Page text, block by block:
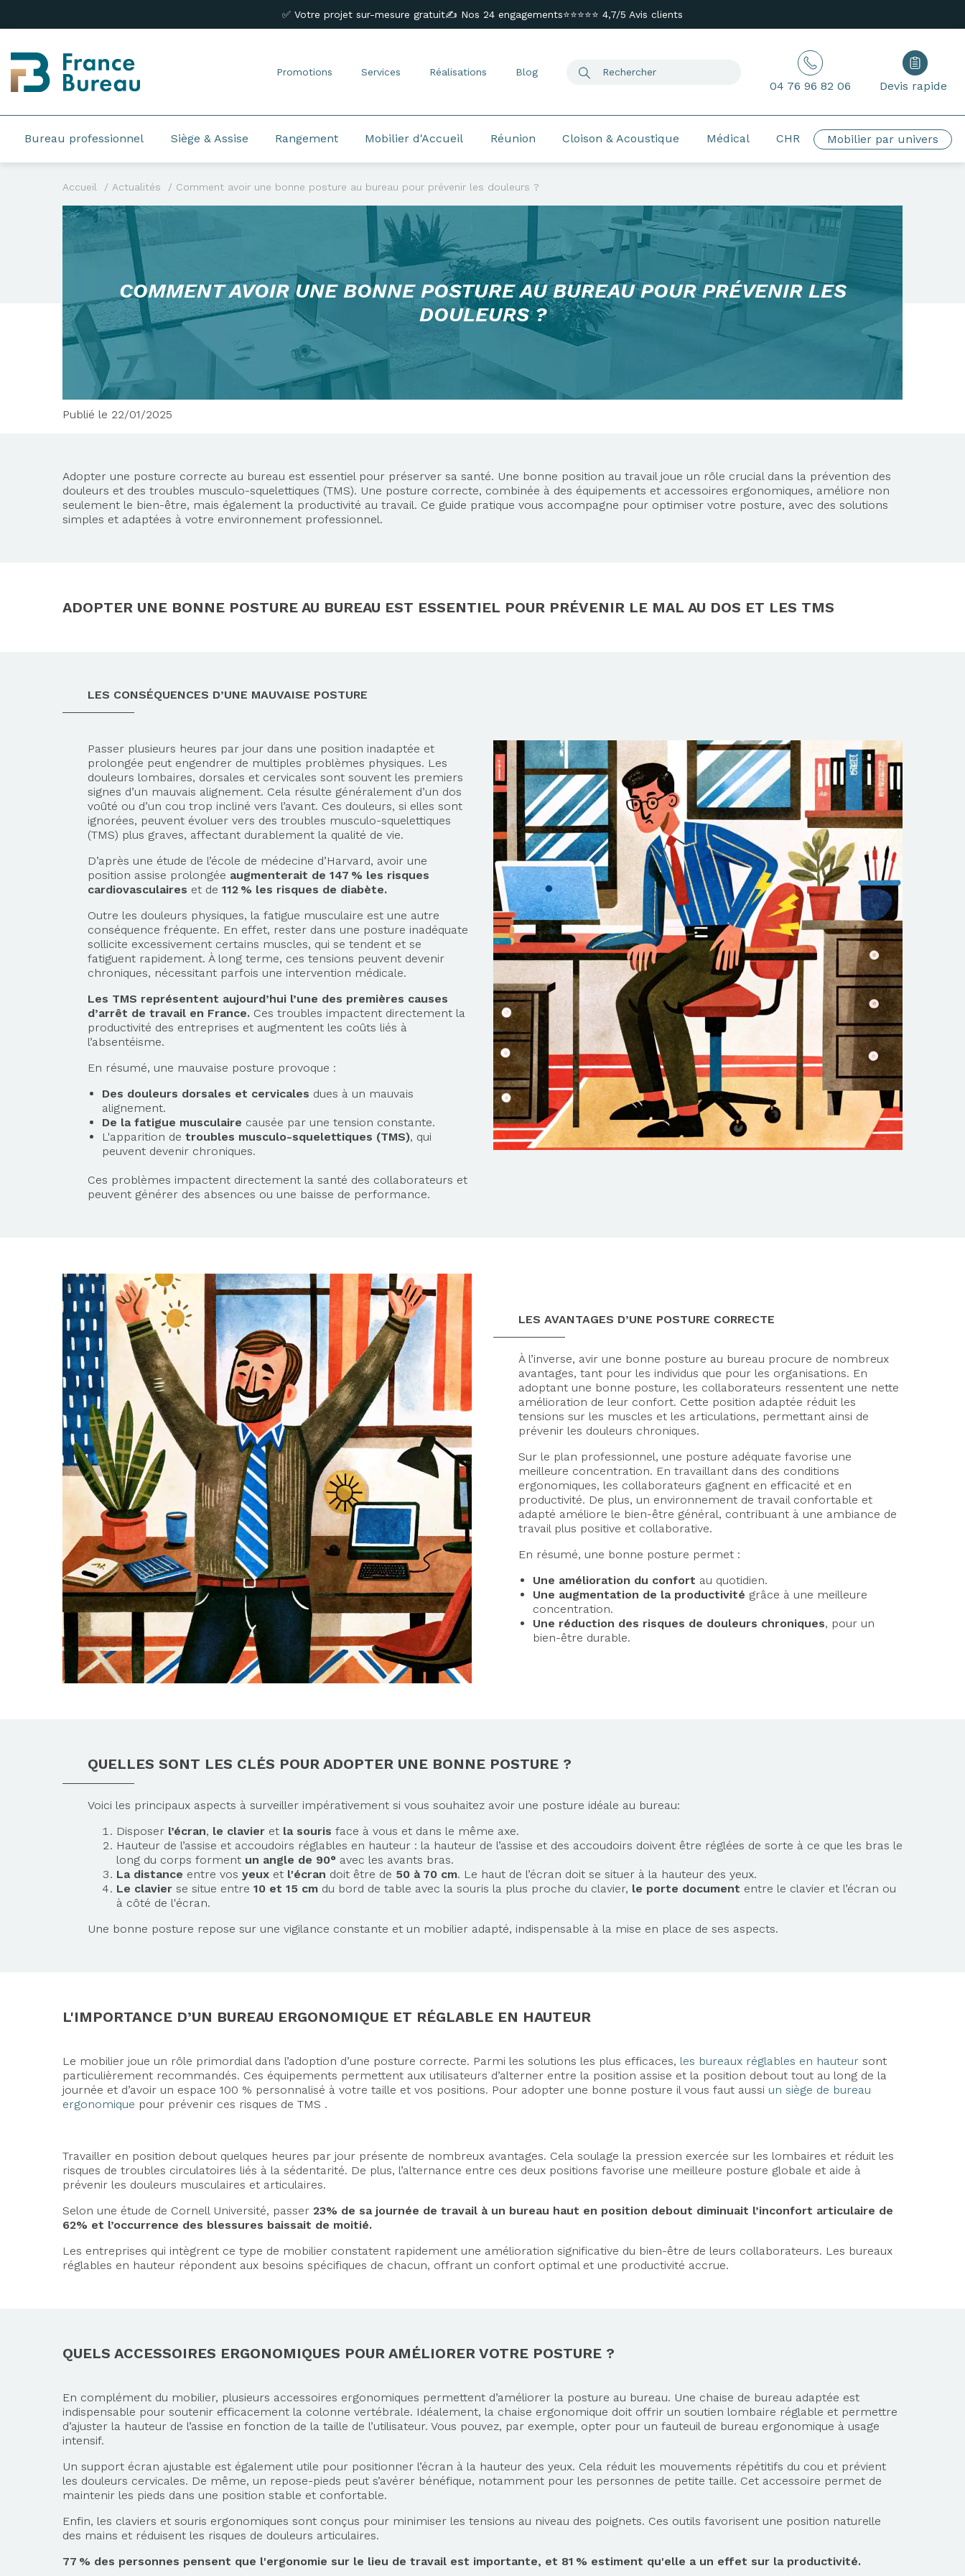
Axeptio consent
✅ Votre projet sur-mesure gratuit✍️ Nos 24 engagements⭐⭐⭐⭐⭐ 4,7/5 Avis clients
Promotions Services Réalisations Blog
04 76 96 82 06 Devis rapide
Bureau professionnel Siège & Assise Rangement Mobilier d'Accueil Réunion Cloison & Acoustique Médical CHR Mobilier par univers
Accueil Actualités Comment avoir une bonne posture au bureau pour prévenir les douleurs ?
COMMENT AVOIR UNE BONNE POSTURE AU BUREAU POUR PRÉVENIR LES
DOULEURS ?
Publié le 22/01/2025
Adopter une posture correcte au bureau est essentiel pour préserver sa santé. Une bonne position au travail joue un rôle crucial dans la prévention des
douleurs et des troubles musculo-squelettiques (TMS). Une posture correcte, combinée à des équipements et accessoires ergonomiques, améliore non
seulement le bien-être, mais également la productivité au travail. Ce guide pratique vous accompagne pour optimiser votre posture, avec des solutions
simples et adaptées à votre environnement professionnel.
ADOPTER UNE BONNE POSTURE AU BUREAU EST ESSENTIEL POUR PRÉVENIR LE MAL AU DOS ET LES TMS
LES CONSÉQUENCES D’UNE MAUVAISE POSTURE
Passer plusieurs heures par jour dans une position inadaptée et
prolongée peut engendrer de multiples problèmes physiques. Les
douleurs lombaires, dorsales et cervicales sont souvent les premiers
signes d’un mauvais alignement. Cela résulte généralement d’un dos
voûté ou d’un cou trop incliné vers l’avant. Ces douleurs, si elles sont
ignorées, peuvent évoluer vers des troubles musculo-squelettiques
(TMS) plus graves, affectant durablement la qualité de vie.
D’après une étude de l’école de médecine d’Harvard, avoir une
position assise prolongée augmenterait de 147 % les risques
cardiovasculaires et de 112 % les risques de diabète.
Outre les douleurs physiques, la fatigue musculaire est une autre
conséquence fréquente. En effet, rester dans une posture inadéquate
sollicite excessivement certains muscles, qui se tendent et se
fatiguent rapidement. À long terme, ces tensions peuvent devenir
chroniques, nécessitant parfois une intervention médicale.
Les TMS représentent aujourd’hui l’une des premières causes
d’arrêt de travail en France. Ces troubles impactent directement la
productivité des entreprises et augmentent les coûts liés à
l’absentéisme.
En résumé, une mauvaise posture provoque :
Des douleurs dorsales et cervicales dues à un mauvais
alignement.
De la fatigue musculaire causée par une tension constante.
L'apparition de troubles musculo-squelettiques (TMS), qui
peuvent devenir chroniques.
Ces problèmes impactent directement la santé des collaborateurs et
peuvent générer des absences ou une baisse de performance.
LES AVANTAGES D’UNE POSTURE CORRECTE
À l’inverse, avir une bonne posture au bureau procure de nombreux
avantages, tant pour les individus que pour les organisations. En
adoptant une bonne posture, les collaborateurs ressentent une nette
amélioration de leur confort. Cette position adaptée réduit les
tensions sur les muscles et les articulations, permettant ainsi de
prévenir les douleurs chroniques.
Sur le plan professionnel, une posture adéquate favorise une
meilleure concentration. En travaillant dans des conditions
ergonomiques, les collaborateurs gagnent en efficacité et en
productivité. De plus, un environnement de travail confortable et
adapté améliore le bien-être général, contribuant à une ambiance de
travail plus positive et collaborative.
En résumé, une bonne posture permet :
Une amélioration du confort au quotidien.
Une augmentation de la productivité grâce à une meilleure
concentration.
Une réduction des risques de douleurs chroniques, pour un
bien-être durable.
QUELLES SONT LES CLÉS POUR ADOPTER UNE BONNE POSTURE ?
Voici les principaux aspects à surveiller impérativement si vous souhaitez avoir une posture idéale au bureau:
Disposer l’écran, le clavier et la souris face à vous et dans le même axe.
Hauteur de l’assise et accoudoirs réglables en hauteur : la hauteur de l’assise et des accoudoirs doivent être réglées de sorte à ce que les bras le
long du corps forment un angle de 90° avec les avants bras.
La distance entre vos yeux et l'écran doit être de 50 à 70 cm. Le haut de l’écran doit se situer à la hauteur des yeux.
Le clavier se situe entre 10 et 15 cm du bord de table avec la souris la plus proche du clavier, le porte document entre le clavier et l’écran ou
à côté de l'écran.
Une bonne posture repose sur une vigilance constante et un mobilier adapté, indispensable à la mise en place de ses aspects.
L'IMPORTANCE D’UN BUREAU ERGONOMIQUE ET RÉGLABLE EN HAUTEUR
Le mobilier joue un rôle primordial dans l’adoption d’une posture correcte. Parmi les solutions les plus efficaces, les bureaux réglables en hauteur sont
particulièrement recommandés. Ces équipements permettent aux utilisateurs d’alterner entre la position assise et la position debout tout au long de la
journée et d’avoir un espace 100 % personnalisé à votre taille et vos positions. Pour adopter une bonne posture il vous faut aussi un siège de bureau
ergonomique pour prévenir ces risques de TMS .
Travailler en position debout quelques heures par jour présente de nombreux avantages. Cela soulage la pression exercée sur les lombaires et réduit les
risques de troubles circulatoires liés à la sédentarité. De plus, l’alternance entre ces deux positions favorise une meilleure posture globale et aide à
prévenir les douleurs musculaires et articulaires.
Selon une étude de Cornell Université, passer 23% de sa journée de travail à un bureau haut en position debout diminuait l’inconfort articulaire de
62% et l’occurrence des blessures baissait de moitié.
Les entreprises qui intègrent ce type de mobilier constatent rapidement une amélioration significative du bien-être de leurs collaborateurs. Les bureaux
réglables en hauteur répondent aux besoins spécifiques de chacun, offrant un confort optimal et une productivité accrue.
QUELS ACCESSOIRES ERGONOMIQUES POUR AMÉLIORER VOTRE POSTURE ?
En complément du mobilier, plusieurs accessoires ergonomiques permettent d’améliorer la posture au bureau. Une chaise de bureau adaptée est
indispensable pour soutenir efficacement la colonne vertébrale. Idéalement, la chaise ergonomique doit offrir un soutien lombaire réglable et permettre
d’ajuster la hauteur de l’assise en fonction de la taille de l’utilisateur. Vous pouvez, par exemple, opter pour un fauteuil de bureau ergonomique à usage
intensif.
Un support écran ajustable est également utile pour positionner l’écran à la hauteur des yeux. Cela réduit les mouvements répétitifs du cou et prévient
les douleurs cervicales. De même, un repose-pieds peut s’avérer bénéfique, notamment pour les personnes de petite taille. Cet accessoire permet de
maintenir les pieds dans une position stable et confortable.
Enfin, les claviers et souris ergonomiques sont conçus pour minimiser les tensions au niveau des poignets. Ces outils favorisent une position naturelle
des mains et réduisent les risques de douleurs articulaires.
77 % des personnes pensent que l'ergonomie sur le lieu de travail est importante, et 81 % estiment qu'elle a un effet sur la productivité.